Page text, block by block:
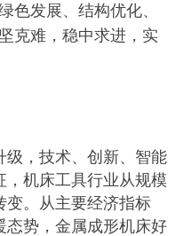
色发展、结构优化、
克难，稳中求进，实
，技术、创新、智能
机床工具行业从规模
变。从主要经济指标
态势，金属成形机床好